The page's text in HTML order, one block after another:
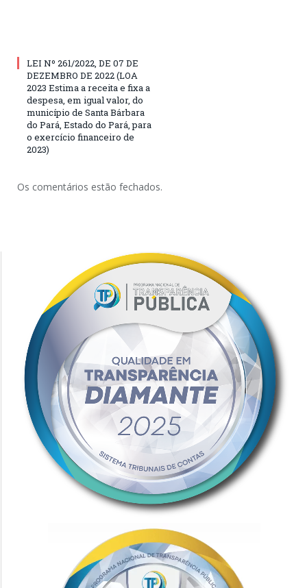
LEI Nº 261/2022, DE 07 DE
DEZEMBRO DE 2022 (LOA
2023 Estima a receita e fixa a
despesa, em igual valor, do
município de Santa Bárbara
do Pará, Estado do Pará, para
o exercício financeiro de
2023)
Os comentários estão fechados.